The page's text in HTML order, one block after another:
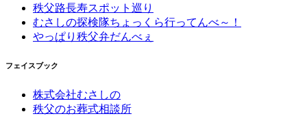
秩父路長寿スポット巡り
むさしの探検隊ちょっくら行ってんべ～！
やっぱり秩父弁だんべぇ
フェイスブック
株式会社むさしの
秩父のお葬式相談所